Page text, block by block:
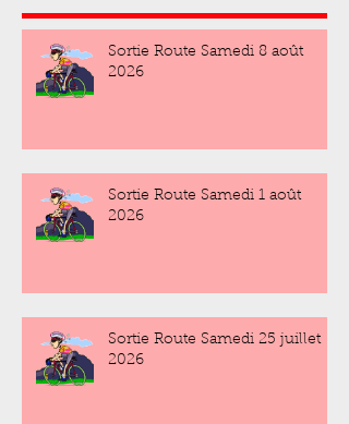
Sortie Route Samedi 8 août
2026
Sortie Route Samedi 1 août
2026
Sortie Route Samedi 25 juillet
2026